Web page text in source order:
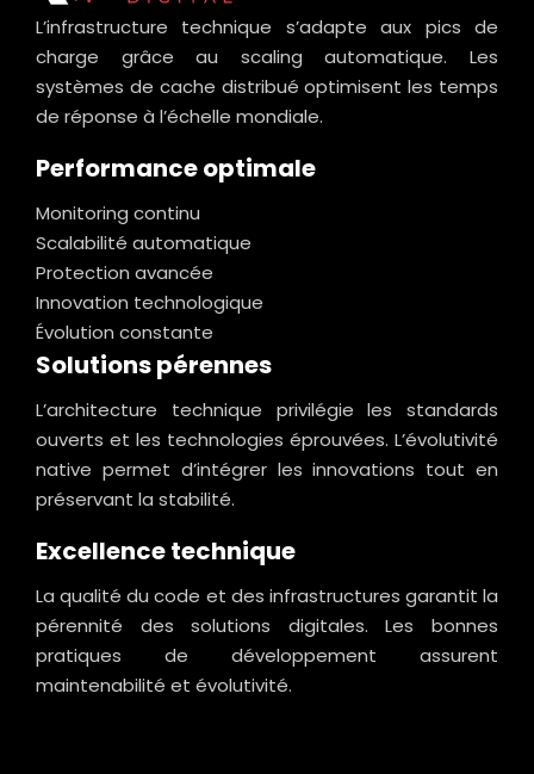
L’infrastructure technique s’adapte aux pics de
charge grâce au scaling automatique. Les
systèmes de cache distribué optimisent les temps
de réponse à l’échelle mondiale.
Performance optimale
Monitoring continu
Scalabilité automatique
Protection avancée
Innovation technologique
Évolution constante
Solutions pérennes
L’architecture technique privilégie les standards
ouverts et les technologies éprouvées. L’évolutivité
native permet d’intégrer les innovations tout en
préservant la stabilité.
Excellence technique
La qualité du code et des infrastructures garantit la
pérennité des solutions digitales. Les bonnes
pratiques de développement assurent
maintenabilité et évolutivité.